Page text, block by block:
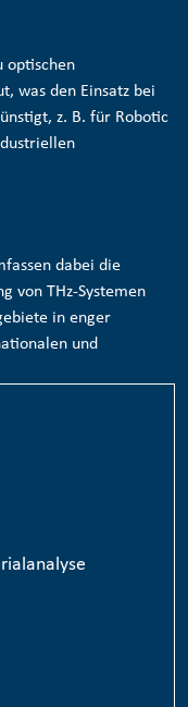
optischen
was den Einsatz bei
z. B. für Robotic
dabei die
von THz-Systemen
in enger
und